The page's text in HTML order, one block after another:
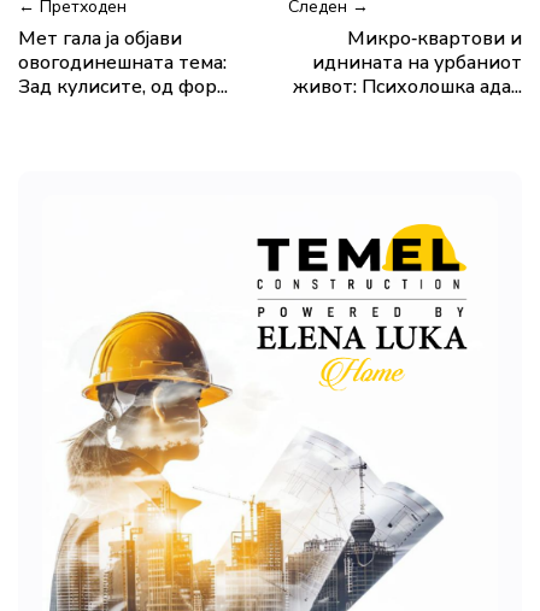
← Претходен
Мет гала ја објави
овогодинешната тема:
Зад кулисите, од фор...
Следен →
Микро‑квартови и
иднината на урбаниот
живот: Психолошка ада...